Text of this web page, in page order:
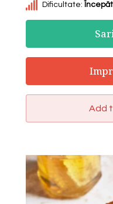
Dificultate:
Add